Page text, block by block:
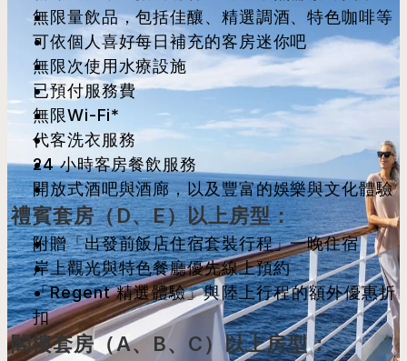
無限量飲品，包括佳釀、精選調酒、特色咖啡等
可依個人喜好每日補充的客房迷你吧
無限次使用水療設施
已預付服務費
無限Wi-Fi*
代客洗衣服務
24 小時客房餐飲服務
開放式酒吧與酒廊，以及豐富的娛樂與文化體驗
禮賓套房（D、E）以上房型：
附贈「出發前飯店住宿套裝行程」一晚住宿
岸上觀光與特色餐廳優先線上預約
「Regent 精選體驗」與陸上行程的額外優惠折
扣
閣樓套房（A、B、C）以上房型：